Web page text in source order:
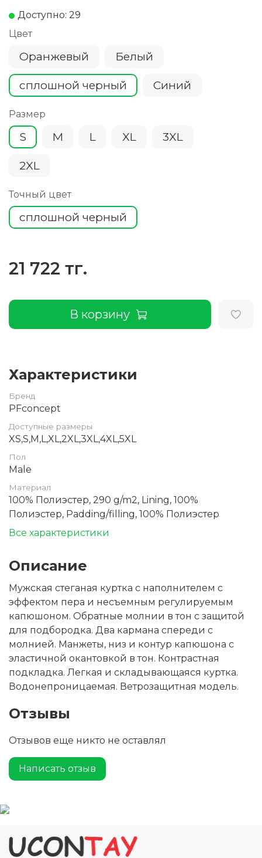
Доступно: 29
Цвет
Оранжевый Белый
сплошной черный Cиний
Размер
S M L XL 3XL
2XL
Точный цвет
сплошной черный
21 722 тг.
В корзину
Характеристики
Бренд
PFconcept
Доступные размеры
XS,S,M,L,XL,2XL,3XL,4XL,5XL
Пол
Male
Материал
100% Полиэстер, 290 g/m2, Lining, 100%
Полиэстер, Padding/filling, 100% Полиэстер
Все характеристики
Описание
Мужская стеганая куртка с наполнителем с
эффектом пера и несъемным регулируемым
капюшоном. Обратные молнии в тон с защитой
для подбородка. Два кармана спереди с
молнией. Манжеты, низ и контур капюшона с
эластичной окантовкой в тон. Контрастная
подкладка. Легкая и складывающаяся куртка.
Водонепроницаемая. Ветрозащитная модель.
Отзывы
Отзывов еще никто не оставлял
Написать отзыв